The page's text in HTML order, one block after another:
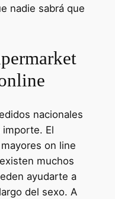
nadie sabrá que
nacionales
El
on line
muchos
ayudarte a
del sexo. A